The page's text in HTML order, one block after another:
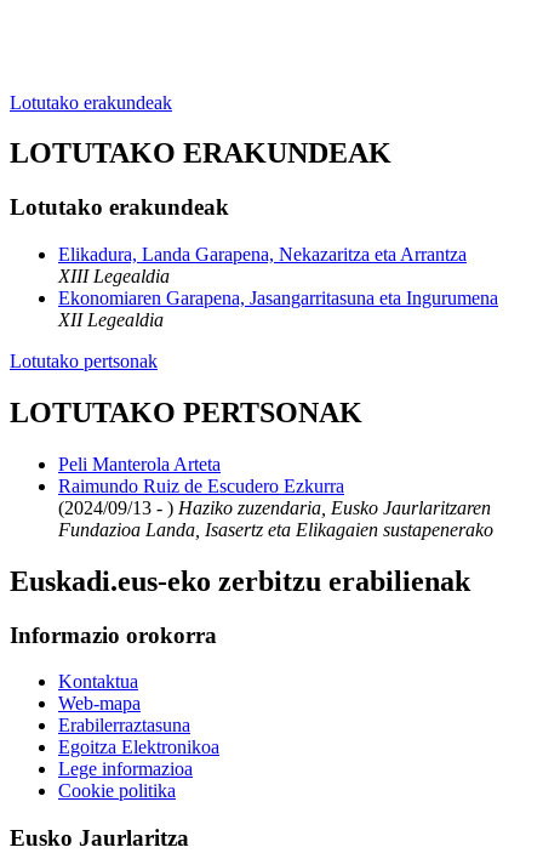
Lotutako erakundeak
LOTUTAKO ERAKUNDEAK
Lotutako erakundeak
Elikadura, Landa Garapena, Nekazaritza eta Arrantza
XIII Legealdia
Ekonomiaren Garapena, Jasangarritasuna eta Ingurumena
XII Legealdia
Lotutako pertsonak
LOTUTAKO PERTSONAK
Peli Manterola Arteta
Raimundo Ruiz de Escudero Ezkurra
(2024/09/13 - ) Haziko zuzendaria, Eusko Jaurlaritzaren
Fundazioa Landa, Isasertz eta Elikagaien sustapenerako
Euskadi.eus-eko zerbitzu erabilienak
Informazio orokorra
Kontaktua
Web-mapa
Erabilerraztasuna
Egoitza Elektronikoa
Lege informazioa
Cookie politika
Eusko Jaurlaritza